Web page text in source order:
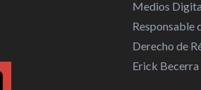
Atlixco
Medios
Responsable
Derecho de
Erick Becerra